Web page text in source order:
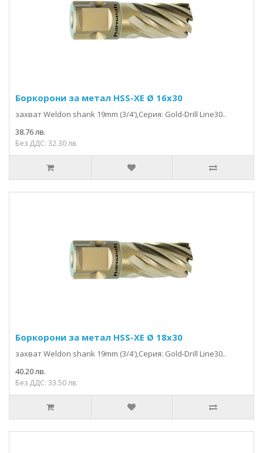
Боркорони за метал HSS-XE Ø 16x30
захвaт Weldon shank 19mm (3/4'),Серия: Gold-Drill Line30..
38.76 лв.
Без ДДС: 32.30 лв.
Боркорони за метал HSS-XE Ø 18x30
захвaт Weldon shank 19mm (3/4'),Серия: Gold-Drill Line30..
40.20 лв.
Без ДДС: 33.50 лв.